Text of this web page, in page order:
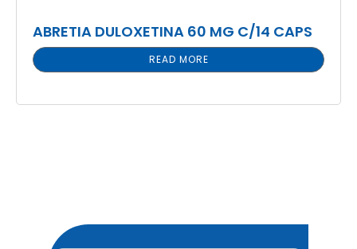
ABRETIA DULOXETINA 60 MG C/14 CAPS
READ MORE